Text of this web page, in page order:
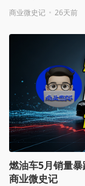
商业微史记 26天前
燃油车5月销量
商业微史记